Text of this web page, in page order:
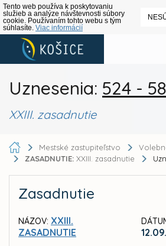
Tento web používa k poskytovaniu
služieb a analýze návštevnosti súbory
cookie. Používaním tohto webu s tým
súhlasíte. Viac informácií
Uznesenia: 524 -
XXIII. zasadnutie
Mestské zastupiteľstvo
ZASADNUTIE: XXIII. zasadnutie
Zasadnutie
NÁZOV: XXIII.
ZASADNUTIE